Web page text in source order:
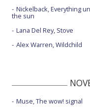
Nickelback, Everything
the sun
Lana Del Rey, Stove
Alex Warren, Wildchild
Muse, The wow! signal